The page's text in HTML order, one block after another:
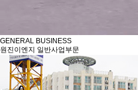
GENERAL BUSINESS
원진이엔지 일반사업부문